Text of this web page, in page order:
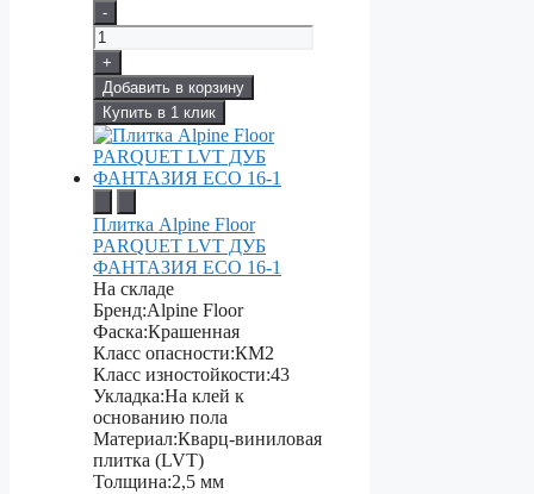
-
+
Добавить в корзину
Купить в 1 клик
Плитка Alpine Floor
PARQUET LVT ДУБ
ФАНТАЗИЯ ЕСО 16-1
На складе
Бренд:Alpine Floor
Фаска:Крашенная
Класс опасности:КМ2
Класс изностойкости:43
Укладка:На клей к
основанию пола
Материал:Кварц-виниловая
плитка (LVT)
Толщина:2,5 мм